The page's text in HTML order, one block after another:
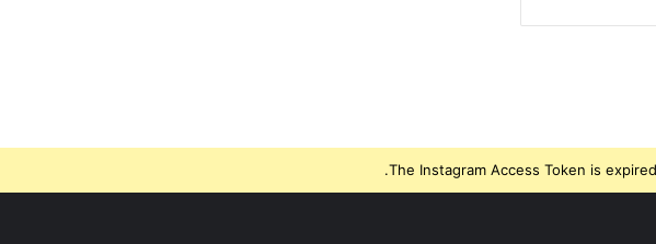
The Instagram Access Token is